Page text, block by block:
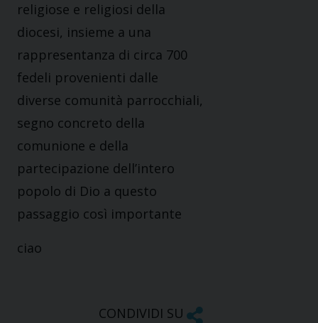
religiose e religiosi della
diocesi, insieme a una
rappresentanza di circa 700
fedeli provenienti dalle
diverse comunità parrocchiali,
segno concreto della
comunione e della
partecipazione dell’intero
popolo di Dio a questo
passaggio così importante
ciao
CONDIVIDI SU